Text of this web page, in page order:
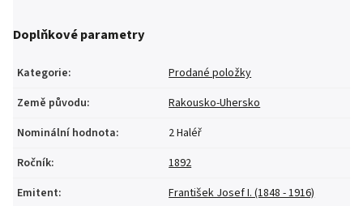
Doplňkové parametry
Kategorie:
Prodané položky
Země původu:
Rakousko-Uhersko
Nominální hodnota:
2 Haléř
Ročník:
1892
Emitent:
František Josef I. (1848 - 1916)